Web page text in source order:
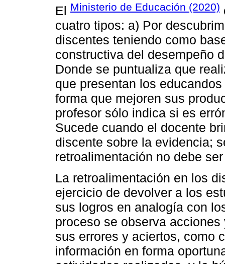
El Ministerio de Educación (2020)
cuatro tipos: a) Por
discentes teniendo como
constructiva del desempeño
Donde se puntualiza que
que presentan los
forma que mejoren sus
profesor sólo indica si es
Sucede cuando el docente
discente sobre la evidencia;
retroalimentación no debe
La retroalimentación en los
ejercicio de devolver a los
sus logros en analogía con
proceso se observa
sus errores y aciertos, como
información en forma